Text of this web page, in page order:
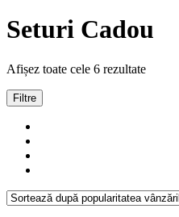
Seturi Cadou
Afișez toate cele 6 rezultateSortat
Filtre